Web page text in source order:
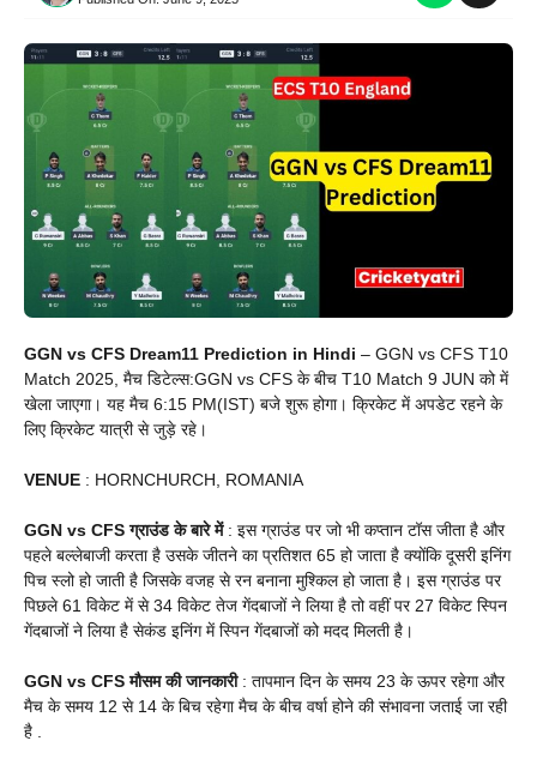
GGN vs CFS Dream11 Prediction in Hindi – GGN vs CFS T10
Match 2025, मैच डिटेल्स:GGN vs CFS के बीच T10 Match 9 JUN को में
खेला जाएगा। यह मैच 6:15 PM(IST) बजे शुरू होगा। क्रिकेट में अपडेट रहने के
लिए क्रिकेट यात्री से जुड़े रहे।
VENUE : HORNCHURCH, ROMANIA
GGN vs CFS ग्राउंड के बारे में: इस ग्राउंड पर जो भी कप्तान टॉस जीता है और
पहले बल्लेबाजी करता है उसके जीतने का प्रतिशत 65 हो जाता है क्योंकि दूसरी इनिंग
पिच स्लो हो जाती है जिसके वजह से रन बनाना मुश्किल हो जाता है। इस ग्राउंड पर
पिछले 61 विकेट में से 34 विकेट तेज गेंदबाजों ने लिया है तो वहीं पर 27 विकेट स्पिन
गेंदबाजों ने लिया है सेकंड इनिंग में स्पिन गेंदबाजों को मदद मिलती है।
GGN vs CFS मौसम की जानकारी: तापमान दिन के समय 23 के ऊपर रहेगा और
मैच के समय 12 से 14 के बिच रहेगा मैच के बीच वर्षा होने की संभावना जताई जा रही
है .